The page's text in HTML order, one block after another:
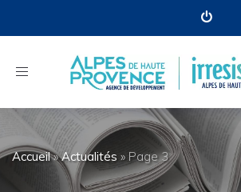
Toggle
navigation
Accueil»Actualités » Page 3